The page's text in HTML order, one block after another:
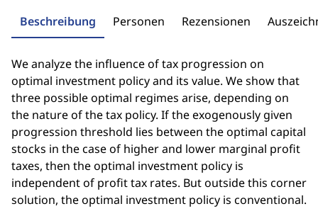
Beschreibung Personen Rezensionen
We analyze the influence of tax progression on
optimal investment policy and its value. We show that
three possible optimal regimes arise, depending on
the nature of the tax policy. If the exogenously given
progression threshold lies between the optimal capital
stocks in the case of higher and lower marginal profit
taxes, then the optimal investment policy is
independent of profit tax rates. But outside this corner
solution, the optimal investment policy is conventional.